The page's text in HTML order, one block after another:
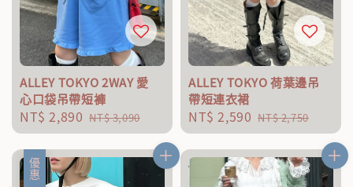
ALLEY TOKYO 2WAY 愛
心口袋吊帶短褲
Sale
price
NT$ 2,890 Regular
price
NT$ 3,090
ALLEY TOKYO 荷葉邊吊
帶短連衣裙
Sale
price
NT$ 2,590 Regular
price
NT$ 2,750
優惠